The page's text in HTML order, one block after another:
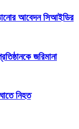
আবেদন সিআইডির
জরিমানা
নিহত